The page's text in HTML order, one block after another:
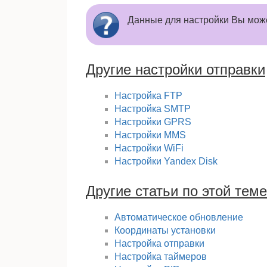
Данные для настройки Вы
Другие настройки отправки
Настройка FTP
Настройка SMTP
Настройки GPRS
Настройки MMS
Настройки WiFi
Настройки Yandex Disk
Другие статьи по этой теме
Автоматическое обновление
Координаты установки
Настройка отправки
Настройка таймеров